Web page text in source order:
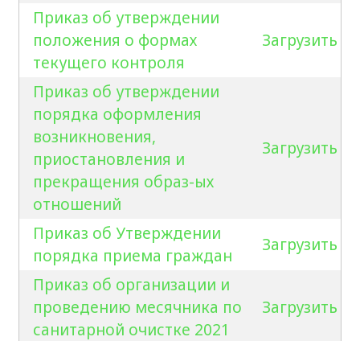
Приказ об утверждении
положения о формах
текущего контроля
Загрузить
Приказ об утверждении
порядка оформления
возникновения,
приостановления и
прекращения образ-ых
отношений
Загрузить
Приказ об Утверждении
порядка приема граждан
Загрузить
Приказ об организации и
проведению месячника по
санитарной очистке 2021
Загрузить